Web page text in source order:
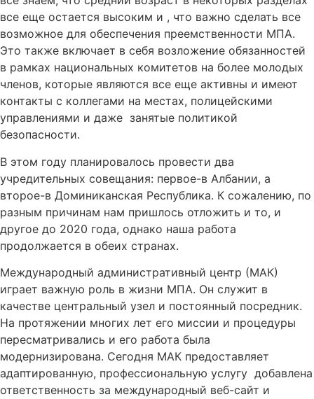
все еще остается высоким и , что важно сделать все
возможное для обеспечения преемственности МПА.
Это также включает в себя возложение обязанностей
в рамках национальных комитетов на более молодых
членов, которые являются все еще активны и имеют
контакты с коллегами на местах, полицейскими
управлениями и даже занятые политикой
безопасности.
В этом году планировалось провести два
учредительных совещания: первое-в Албании, а
второе-в Доминиканская Республика. К сожалению, по
разным причинам нам пришлось отложить и то, и
другое до 2020 года, однако наша работа
продолжается в обеих странах.
Международный административный центр (МАК)
играет важную роль в жизни МПА. Он служит в
качестве центральный узел и постоянный посредник.
На протяжении многих лет его миссии и процедуры
пересматривались и его работа была
модернизирована. Сегодня МАК предоставляет
адаптированную, профессиональную услугу добавлена
ответственность за международный веб-сайт и